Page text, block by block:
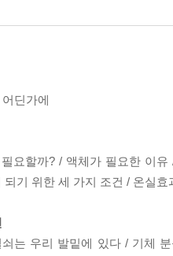
딘가에
요할까? / 액체가 필요한 이
되기 위한 세 가지 조건 / 온실
는 우리 발밑에 있다 / 기체